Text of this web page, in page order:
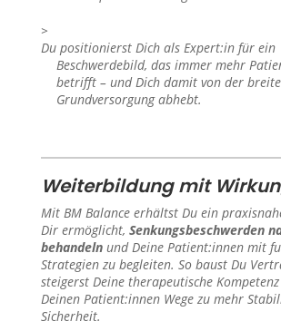
Du positionierst Dich als Expert:in für ein
Beschwerdebild, das immer mehr
betrifft – und Dich damit von der
Grundversorgung abhebt.
Weiterbildung mit
Mit BM Balance erhältst Du ein
Dir ermöglicht, Senkungsbeschwerden
behandelnund Deine Patient:innen mit
Strategien zu begleiten. So baust Du
steigerst Deine therapeutische
Deinen Patient:innen Wege zu mehr
Sicherheit.